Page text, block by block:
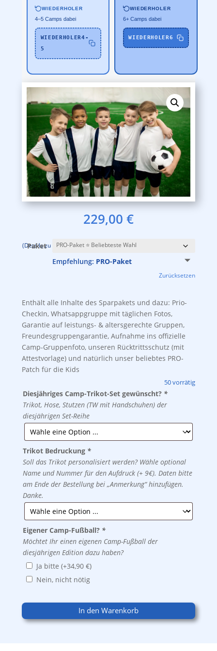
WIEDERHOLER
4–5 Camps dabei
WIEDERHOLER4-
5
WIEDERHOLER
6+ Camps dabei
WIEDERHOLER6
229,00 €
inkl. 19 % MwSt.zzgl.Versandkosten
(Details zu den Paketen findest Du weiter oben auf dieser Seite.)
Paket
Empfehlung: PRO-Paket
Zurücksetzen
Enthält alle Inhalte des Sparpakets und dazu: Prio-
CheckIn, Whatsappgruppe mit täglichen Fotos,
Garantie auf leistungs- & altersgerechte Gruppen,
Freundesgruppengarantie, Aufnahme ins offizielle
Camp-Gruppenfoto, unseren Rücktrittsschutz (mit
Attestvorlage) und natürlich unser beliebtes PRO-
Patch für die Kids
50 vorrätig
Diesjähriges Camp-Trikot-Set gewünscht? *
Trikot, Hose, Stutzen (TW mit Handschuhen) der
diesjährigen Set-Reihe
Trikot Bedruckung *
Soll das Trikot personalisiert werden? Wähle optional
Name und Nummer für den Aufdruck (+ 9€). Daten bitte
am Ende der Bestellung bei „Anmerkung“ hinzufügen.
Danke.
Eigener Camp-Fußball? *
Möchtet Ihr einen eigenen Camp-Fußball der
diesjährigen Edition dazu haben?
Ja bitte (+34,90 €)
Nein, nicht nötig
In den Warenkorb